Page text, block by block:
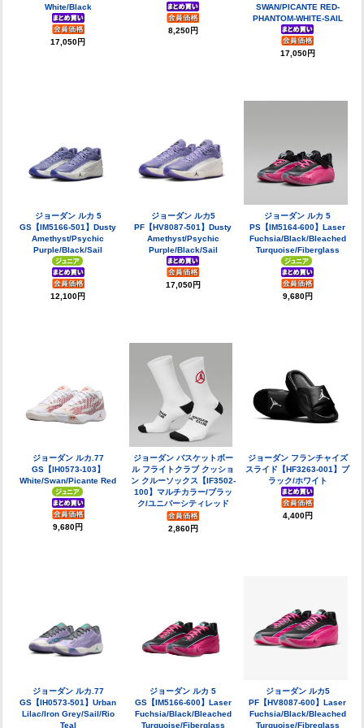
White/Black
17,050円
8,250円
SWAN/PICANTE RED-
PHANTOM-WHITE-SAIL
17,050円
ジョーダン ルカ 5
GS【IM5166-501】Dusty
Amethyst/Psychic
Purple/Black/Sail
12,100円
ジョーダン ルカ5
PF【HV8087-501】Dusty
Amethyst/Psychic
Purple/Black/Sail
17,050円
ジョーダン ルカ 5
PS【IM5164-600】Laser
Fuchsia/Black/Bleached
Turquoise/Fiberglass
9,680円
ジョーダン ルカ.77
GS【IH0573-103】
White/Swan/Picante Red
9,680円
ジョーダン バスケットボー
ル フライトクラブ クッショ
ン クルーソックス【IF3502-
100】マルチカラー/ブラッ
ク/ユニバーシティレッド
2,860円
ジョーダン フランチャイズ
スライド【HF3263-001】ブ
ラック/ホワイト
4,400円
ジョーダン ルカ.77
GS【IH0573-501】Urban
Lilac/Iron Grey/Sail/Rio
Teal
ジョーダン ルカ 5
GS【IM5166-600】Laser
Fuchsia/Black/Bleached
Turquoise/Fiberglass
ジョーダン ルカ5
PF【HV8087-600】Laser
Fuchsia/Black/Bleached
Turquoise/Fibreglass